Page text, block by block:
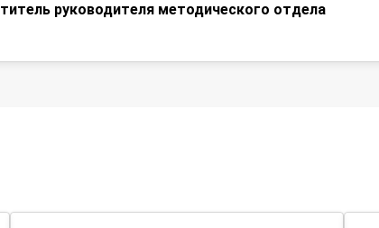
руководителя методического отдела